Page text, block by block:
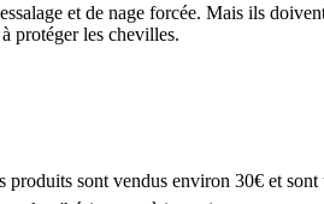
et de nage forcée. Mais ils
protéger les chevilles.
sont vendus environ 30€ et